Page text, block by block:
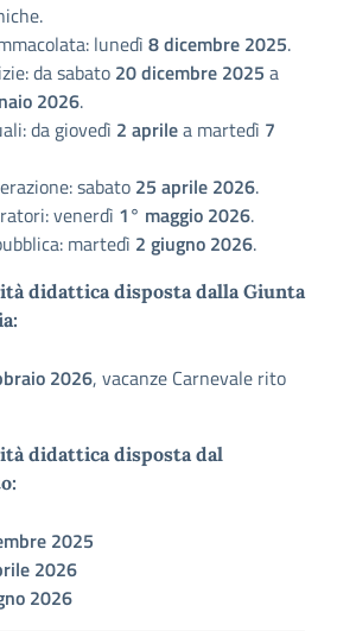
lunedì 8 dicembre 2025.
da sabato 20 dicembre 2025 a
2026.
da giovedì 2 aprilea martedì 7
sabato 25 aprile 2026.
venerdì 1° maggio 2026.
martedì 2 giugno 2026.
didattica disposta dalla Giunta
2026, vacanze Carnevale rito
didattica disposta dal
2025
2026
2026